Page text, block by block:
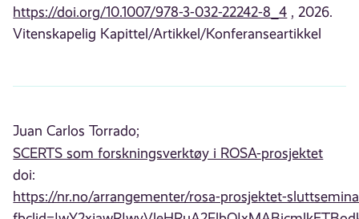
https://doi.org/10.1007/978-3-032-22242-8_4 , 2026.
Vitenskapelig Kapittel/Artikkel/Konferanseartikkel
Juan Carlos Torrado;
SCERTS som forskningsverktøy i ROSA-prosjektet
doi:
https://nr.no/arrangementer/rosa-prosjektet-